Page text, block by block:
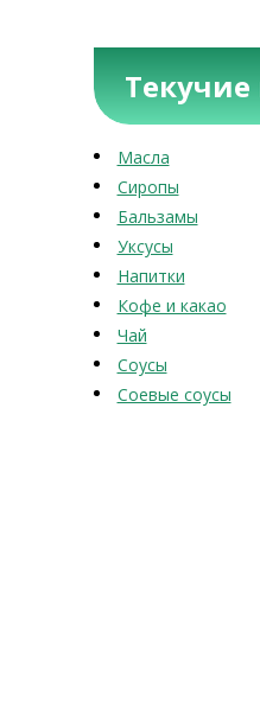
Масла
Сиропы
Бальзамы
Уксусы
Напитки
Кофе и какао
Чай
Соусы
Соевые соусы